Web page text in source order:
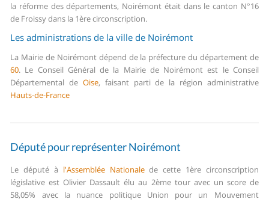
la réforme des départements, Noirémont était dans le canton N°16
de Froissy dans la 1ère circonscription.
Les administrations de la ville de Noirémont
La Mairie de Noirémont dépend de la préfecture du département de
60. Le Conseil Général de la Mairie de Noirémont est le Conseil
Départemental de Oise, faisant parti de la région administrative
Hauts-de-France
Député pour représenter Noirémont
Le député à l'Assemblée Nationalede cette 1ère circonscription
législative est Olivier Dassault élu au 2ème tour avec un score de
58,05% avec la nuance politique Union pour un Mouvement